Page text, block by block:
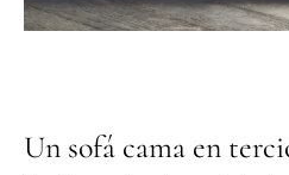
Un sofá cama en